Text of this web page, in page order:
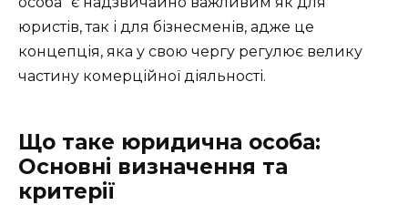
юристів, так і для бізнесменів, адже це
концепція, яка у свою чергу регулює велику
частину комерційної діяльності.
Що таке юридична особа:
Основні визначення та
критерії